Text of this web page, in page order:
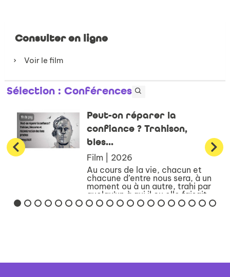
Consulter en ligne
Voir le film
Sélection : Conférences
Peut-on réparer la
confiance ? Trahison,
bles...
Film | 2026
Au cours de la vie, chacun et
chacune d’entre nous sera, à un
moment ou à un autre, trahi par
quelqu’un à qui il ou elle faisait
confiance – et si l’on est